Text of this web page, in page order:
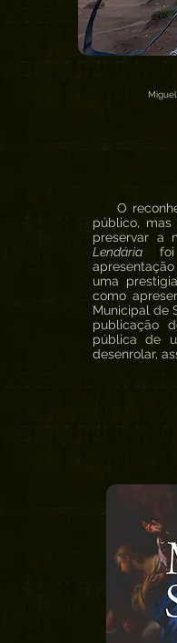
O
público,
preservar a
Lendária foi
uma
como
Municipal de
publicação
pública de
desenrolar,